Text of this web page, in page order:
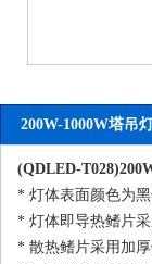
200W-1000W塔吊
(QDLED-
* 灯体表面颜色为黑
* 灯体即导热鳍片采
* 散热鳍片采用加厚